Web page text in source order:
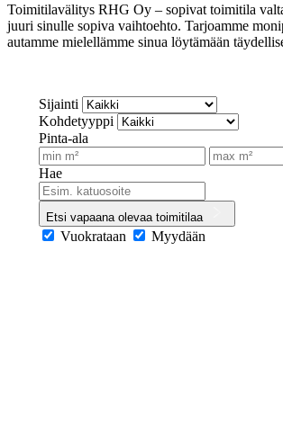
Toimitilavälitys RHG Oy – sopivat toimitila
juuri sinulle sopiva vaihtoehto. Tarjoamme
autamme mielellämme sinua löytämään
Sijainti
Kohdetyyppi
Pinta-ala
Hae
Etsi vapaana olevaa toimitilaa
Vuokrataan Myydään